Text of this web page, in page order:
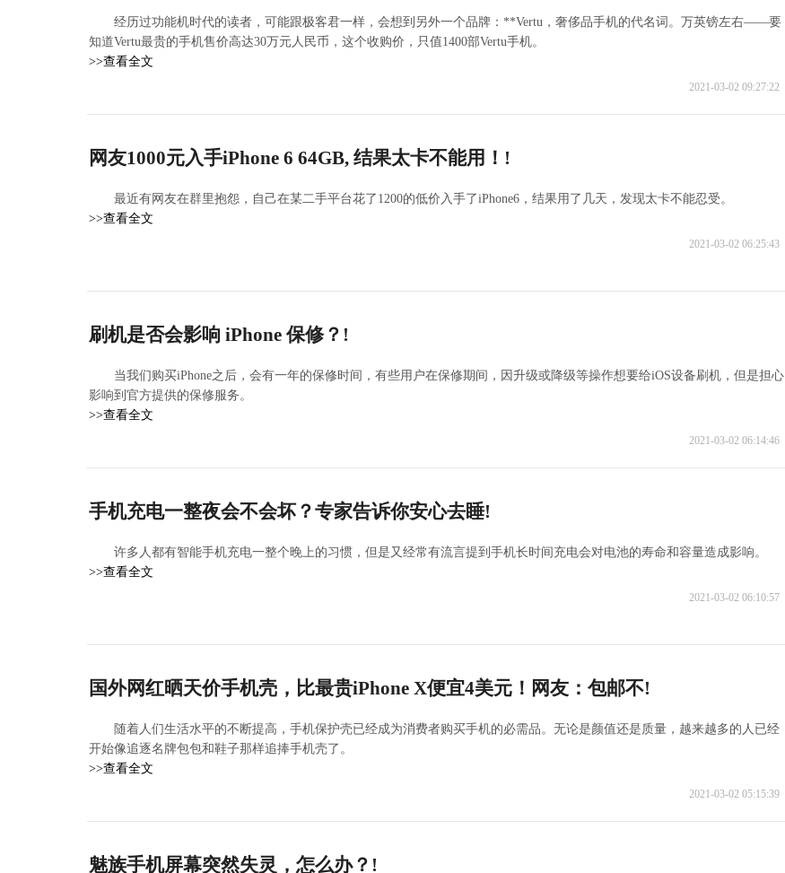
经历过功能机时代的读者，可能跟极客君一样，会想到另外一个品牌：**Vertu，奢侈品手机的代名词。万英镑左右——要
知道Vertu最贵的手机售价高达30万元人民币，这个收购价，只值1400部Vertu手机。
>>查看全文
2021-03-02 09:27:22
网友1000元入手iPhone 6 64GB, 结果太卡不能用！!
​最近有网友在群里抱怨，自己在某二手平台花了1200的低价入手了iPhone6，结果用了几天，发现太卡不能忍受。
>>查看全文
2021-03-02 06:25:43
刷机是否会影响 iPhone 保修？!
当我们购买iPhone之后，会有一年的保修时间，有些用户在保修期间，因升级或降级等操作想要给iOS设备刷机，但是担心
影响到官方提供的保修服务。
>>查看全文
2021-03-02 06:14:46
手机充电一整夜会不会坏？专家告诉你安心去睡!
许多人都有智能手机充电一整个晚上的习惯，但是又经常有流言提到手机长时间充电会对电池的寿命和容量造成影响。
>>查看全文
2021-03-02 06:10:57
国外网红晒天价手机壳，比最贵iPhone X便宜4美元！网友：包邮不!
随着人们生活水平的不断提高，手机保护壳已经成为消费者购买手机的必需品。无论是颜值还是质量，越来越多的人已经
开始像追逐名牌包包和鞋子那样追捧手机壳了。
>>查看全文
2021-03-02 05:15:39
魅族手机屏幕突然失灵，怎么办？!